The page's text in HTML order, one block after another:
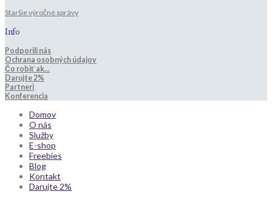
Staršie výročné správy
Info
Podporili nás
Ochrana osobných údajov
Čo robiť ak...
Darujte 2%
Partneri
Konferencia
Domov
O nás
Služby
E-shop
Freebies
Blog
Kontakt
Darujte 2%